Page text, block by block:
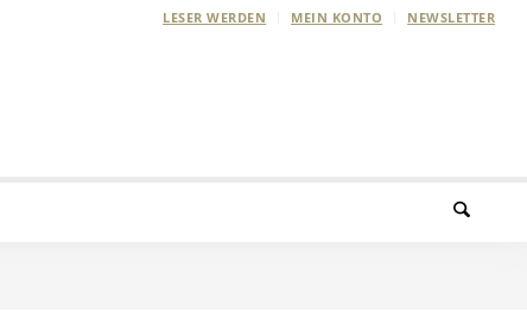
LESER WERDEN MEIN KONTO NEWSLETTER